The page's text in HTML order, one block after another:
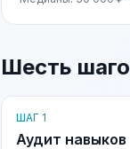
Шесть
ШАГ 1
Аудит навыков